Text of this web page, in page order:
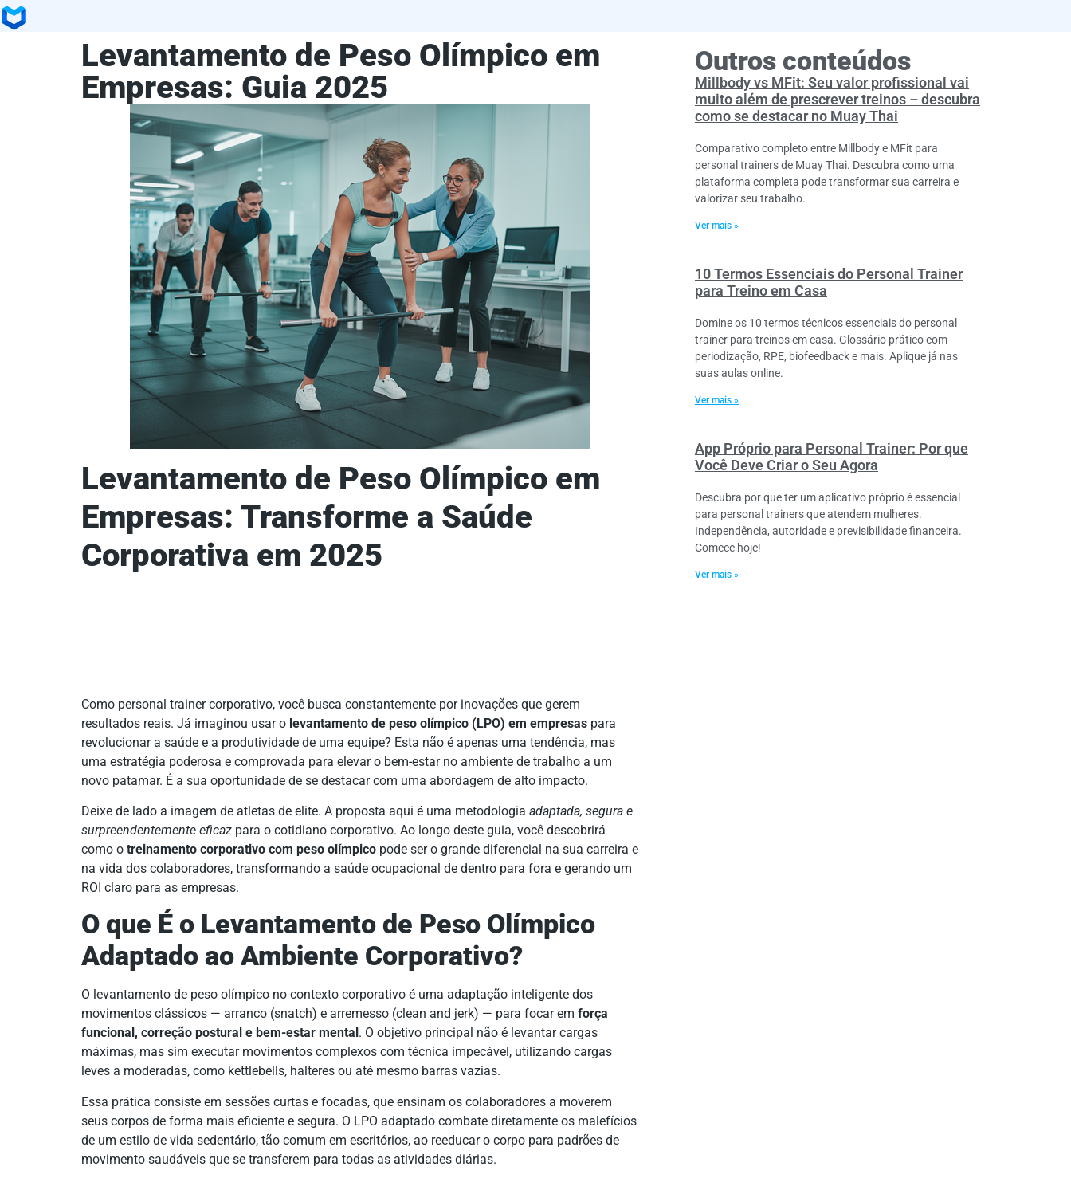
Levantamento de Peso Olímpico em
Empresas: Guia 2025
Levantamento de Peso Olímpico em
Empresas: Transforme a Saúde
Corporativa em 2025
Como personal trainer corporativo, você busca constantemente por inovações que gerem
resultados reais. Já imaginou usar o levantamento de peso olímpico (LPO) em empresas para
revolucionar a saúde e a produtividade de uma equipe? Esta não é apenas uma tendência, mas
uma estratégia poderosa e comprovada para elevar o bem-estar no ambiente de trabalho a um
novo patamar. É a sua oportunidade de se destacar com uma abordagem de alto impacto.
Deixe de lado a imagem de atletas de elite. A proposta aqui é uma metodologia adaptada, segura e
surpreendentemente eficaz para o cotidiano corporativo. Ao longo deste guia, você descobrirá
como o treinamento corporativo com peso olímpico pode ser o grande diferencial na sua carreira e
na vida dos colaboradores, transformando a saúde ocupacional de dentro para fora e gerando um
ROI claro para as empresas.
O que É o Levantamento de Peso Olímpico
Adaptado ao Ambiente Corporativo?
O levantamento de peso olímpico no contexto corporativo é uma adaptação inteligente dos
movimentos clássicos — arranco (snatch) e arremesso (clean and jerk) — para focar em força
funcional, correção postural e bem-estar mental . O objetivo principal não é levantar cargas
máximas, mas sim executar movimentos complexos com técnica impecável, utilizando cargas
leves a moderadas, como kettlebells, halteres ou até mesmo barras vazias.
Essa prática consiste em sessões curtas e focadas, que ensinam os colaboradores a moverem
seus corpos de forma mais eficiente e segura. O LPO adaptado combate diretamente os malefícios
de um estilo de vida sedentário, tão comum em escritórios, ao reeducar o corpo para padrões de
movimento saudáveis que se transferem para todas as atividades diárias.
Outros conteúdos
Millbody vs MFit: Seu valor profissional vai
muito além de prescrever treinos – descubra
como se destacar no Muay Thai
Comparativo completo entre Millbody e MFit para
personal trainers de Muay Thai. Descubra como uma
plataforma completa pode transformar sua carreira e
valorizar seu trabalho.
Ver mais »
10 Termos Essenciais do Personal Trainer
para Treino em Casa
Domine os 10 termos técnicos essenciais do personal
trainer para treinos em casa. Glossário prático com
periodização, RPE, biofeedback e mais. Aplique já nas
suas aulas online.
Ver mais »
App Próprio para Personal Trainer: Por que
Você Deve Criar o Seu Agora
Descubra por que ter um aplicativo próprio é essencial
para personal trainers que atendem mulheres.
Independência, autoridade e previsibilidade financeira.
Comece hoje!
Ver mais »